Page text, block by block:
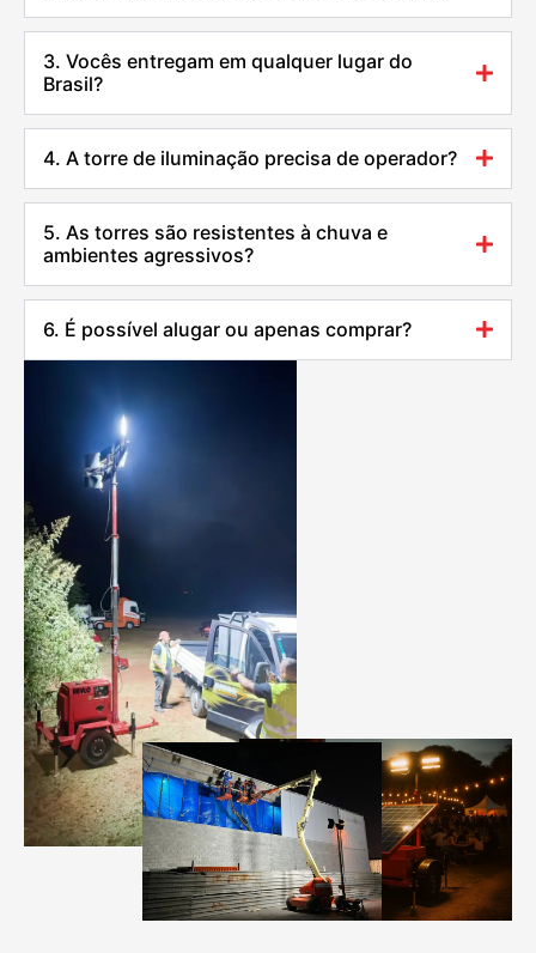
3. Vocês entregam em qualquer lugar do
Brasil?
4. A torre de iluminação precisa de operador?
5. As torres são resistentes à chuva e
ambientes agressivos?
6. É possível alugar ou apenas comprar?